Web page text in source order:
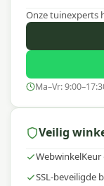
Onze tuinexperts
Ma–Vr:
Veilig
SSL-beveiligde